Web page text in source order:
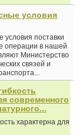
условия
условия поставки
операции в нашей
Министерство
связей и
современного
характерна для